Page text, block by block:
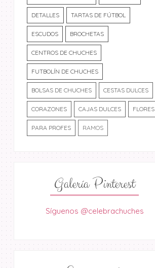
DETALLES TARTAS DE FÚTBOL
ESCUDOS BROCHETAS
CENTROS DE CHUCHES
FUTBOLÍN DE CHUCHES
BOLSAS DE CHUCHES CESTAS DULCES
CORAZONES CAJAS DULCES FLORES
PARA PROFES RAMOS
Galería Pinterest
Síguenos @celebrachuches